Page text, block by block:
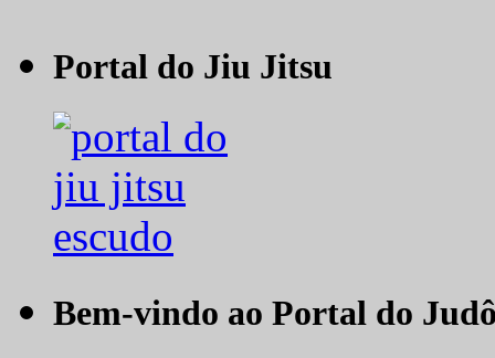
Portal do Jiu Jitsu
Bem-vindo ao Portal do